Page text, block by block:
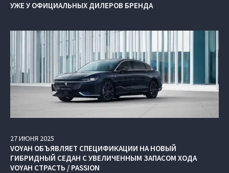
УЖЕ У ОФИЦИАЛЬНЫХ ДИЛЕРОВ БРЕНДА
27ИЮНЯ 2025
VOYAH ОБЪЯВЛЯЕТ СПЕЦИФИКАЦИИ НА НОВЫЙ
ГИБРИДНЫЙ СЕДАН С УВЕЛИЧЕННЫМ ЗАПАСОМ ХОДА
VOYAH СТРАСТЬ / PASSION